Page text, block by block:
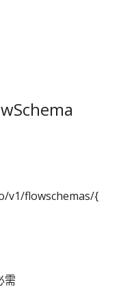
v1/flowschemas/{
需